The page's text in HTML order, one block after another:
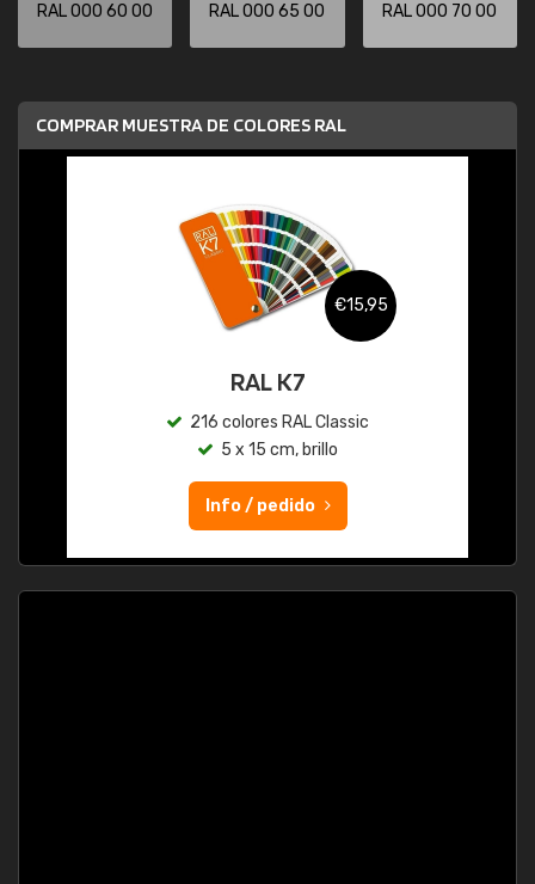
RAL 000 60 00 RAL 000 65 00 RAL 000 70 00
COMPRAR MUESTRA DE COLORES RAL
€15,95
RAL K7
216 colores RAL Classic
5 x 15 cm, brillo
Info / pedido